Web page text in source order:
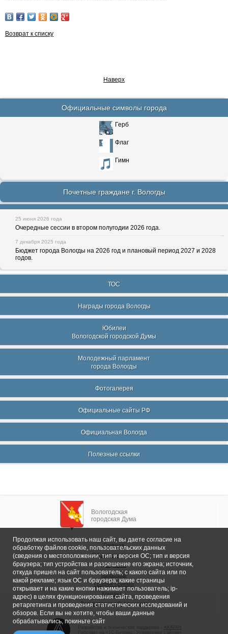
Возврат к списку
Наверх
Официальные символы города
Герб
Флаг
Гимн
Почетные граждане г. Вологды
25 июня 2026 года
Очередные сессии в втором полугодии 2026 года.
7 декабря 2025 года
Бюджет города Вологды на 2026 год и плановый период 2027 и 2028
годов.
ТОС
Награды города Вологды
Юбилеи
Вологодской городской Думы
Молодежный парламент
города Вологды
Фотогалерея
Официальные сайты РФ
Официальная Вологда
Полезные ссылки
Вологодская
городская Дума
Главная
Общие сведения
Депутаты
Комитеты
График приема
Контакты
Депутатские объединения
1С-Битрикс: Управление сайтом
Продолжая использовать наш сайт, вы даете согласие на
обработку файлов cookie, пользовательских данных
(сведения о местоположении; тип и версия ОС; тип и версия
браузера; тип устройства и разрешение его экрана; источник,
откуда пришел на сайт пользователь; с какого сайта или по
какой рекламе; язык ОС и браузера; какие страницы
открывает и на какие кнопки нажимает пользователь; ip-
адрес) в целях функционирования сайта, проведения
ретаргетинга и проведения статистических исследований и
обзоров. Если вы не хотите, чтобы ваши данные
обрабатывались, покиньте сайт